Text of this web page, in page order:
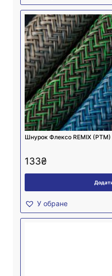
Шнурок Флексо REMIX (PTM)
133₴
У обране